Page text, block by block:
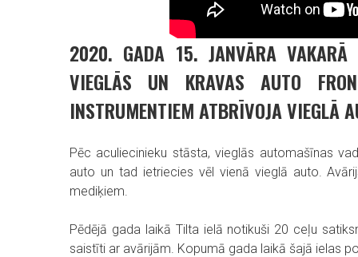
2020. GADA 15. JANVĀRA VAKARĀ
VIEGLĀS UN KRAVAS AUTO
INSTRUMENTIEM ATBRĪVOJA VIEGLĀ
Pēc aculiecinieku stāsta, vieglās automašīnas
auto un tad ietriecies vēl vienā vieglā auto.
mediķiem.
Pēdējā gada laikā Tilta ielā notikuši 20 ceļu
saistīti ar avārijām. Kopumā gada laikā šajā ielas